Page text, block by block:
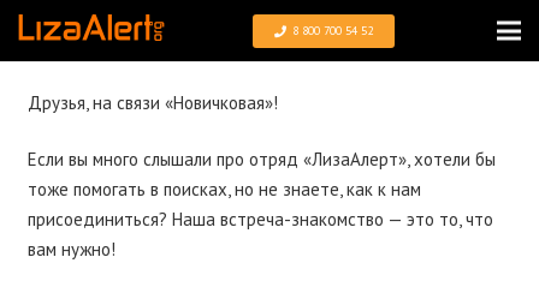
8 800 700 54 52
Друзья, на связи «Новичковая»!
Если вы много слышали про отряд «ЛизаАлерт», хотели бы
тоже помогать в поисках, но не знаете, как к нам
присоединиться? Наша встреча-знакомство — это то, что
вам нужно!